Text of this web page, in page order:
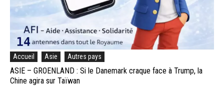
Accueil Asie Autres pays
ASIE – GROENLAND : Si le Danemark craque face à Trump, la
Chine agira sur Taïwan